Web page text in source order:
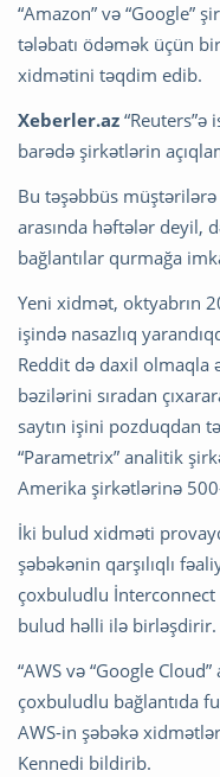
“Amazon” və “Google”
tələbatı ödəmək üçün
xidmətini təqdim edib.
Xeberler.az
barədə şirkətlərin
Bu təşəbbüs
arasında həftələr deyil,
bağlantılar qurmağa
Yeni xidmət, oktyabrın
işində nasazlıq
Reddit də daxil
bəzilərini sıradan
saytın işini pozduqdan
“Parametrix” analitik
Amerika şirkətlərinə
İki bulud xidməti
şəbəkənin qarşılıqlı
çoxbuludlu İnterconnect
bulud həlli ilə birləşdirir.
“AWS və “Google
çoxbuludlu bağlantıda
AWS-in şəbəkə
Kennedi bildirib.